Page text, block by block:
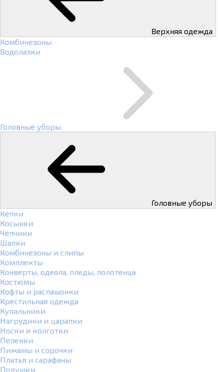
Верхняя одежда
Комбинезоны
Водолазки
Головные уборы
Головные уборы
Кепки
Косынки
Чепчики
Шапки
Комбинезоны и слипы
Комплекты
Конверты, одеяла, пледы, полотенца
Костюмы
Кофты и распашонки
Крестильная одежда
Купальники
Нагрудики и царапки
Носки и колготки
Пеленки
Пижамы и сорочки
Платья и сарафаны
Подушки